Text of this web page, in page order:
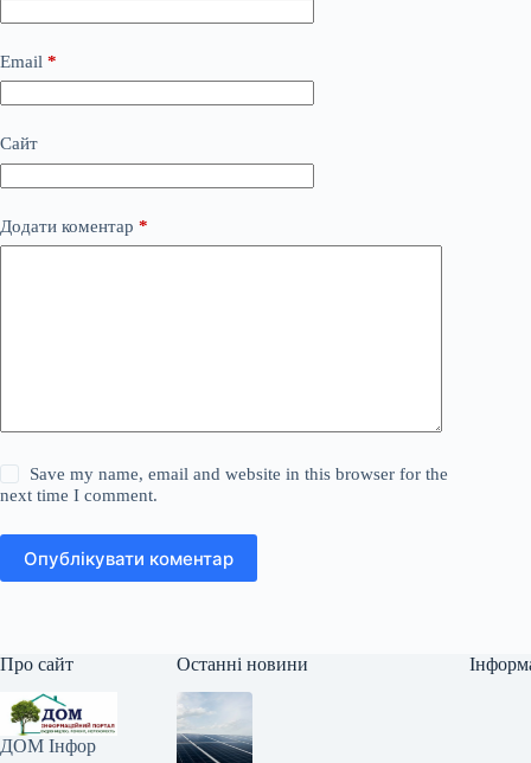
Email *
Сайт
Додати коментар *
Save my name, email and website in this browser for the
next time I comment.
Опублікувати коментар
Про сайт
ДОМ Інфор
Останні новини